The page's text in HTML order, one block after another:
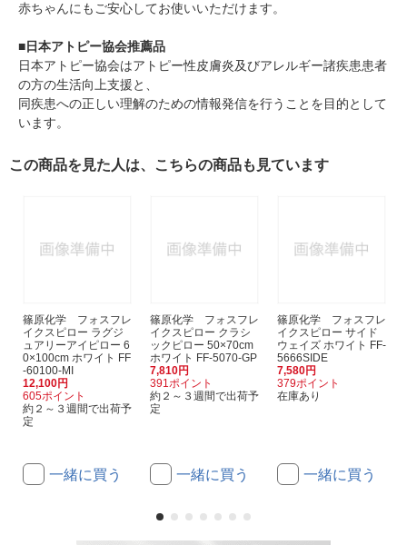
赤ちゃんにもご安心してお使いいただけます。
■日本アトピー協会推薦品
日本アトピー協会はアトピー性皮膚炎及びアレルギー諸疾患患者
の方の生活向上支援と、
同疾患への正しい理解のための情報発信を行うことを目的として
います。
この商品を見た人は、こちらの商品も見ています
篠原化学 フォスフレ
イクスピロー ラグジ
ュアリーアイピロー 6
0×100cm ホワイト FF
-60100-MI
12,100円
605ポイント
約２～３週間で出荷予
定
一緒に買う
篠原化学 フォスフレ
イクスピロー クラシ
ックピロー 50×70cm
ホワイト FF-5070-GP
7,810円
391ポイント
約２～３週間で出荷予
定
一緒に買う
篠原化学 フォスフレ
イクスピロー サイド
ウェイズ ホワイト FF-
5666SIDE
7,580円
379ポイント
在庫あり
一緒に買う